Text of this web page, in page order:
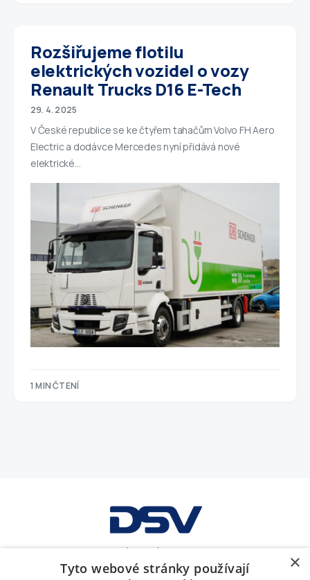
Rozšiřujeme flotilu
elektrických vozidel o vozy
Renault Trucks D16 E-Tech
29. 4. 2025
V České republice se ke čtyřem tahačům Volvo FH Aero
Electric a dodávce Mercedes nyní přidává nové
elektrické…
1 MIN ČTENÍ
GDPR Obchodní podmínky Soubory cookies ×
Tyto webové stránky používají